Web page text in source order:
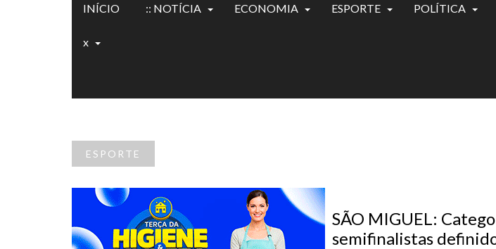
INÍCIO :: NOTÍCIA ECONOMIA ESPORTE POLÍTICA
x
ESPORTE
SÃO MIGUEL:
semifinalistas